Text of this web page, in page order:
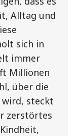
Alltag und
sich in
immer
Millionen
über die
steckt
zerstörtes